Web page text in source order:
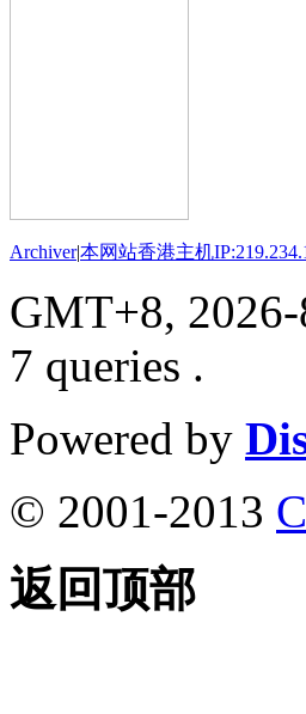
Archiver|本网站香港主机
GMT+8,
7 queries .
Powered by
© 2001-2013
返回顶部